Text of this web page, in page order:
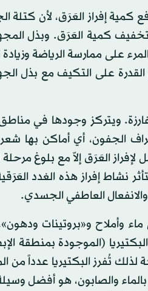
كمية إفراز العَرَق، لأن
كمية العَرَق. وبذل
على ممارسة الرياضة
على التكيف مع بذل
ويتركز وجودها في
الجفون، أي أماكن بها
العَرَق إلاّ مع بلوغ
نشاط إفراز هذه الغدد
والانفعال العاطفي الجسدي.
وأملاح و«بروتينات
(الموجودة بمنطقة
تُفرز البكتيريا عدداً من
والصابون، هو أفضل وسيلة